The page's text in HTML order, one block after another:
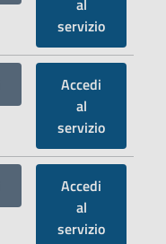
servizio
Accedi
al
servizio
Accedi
al
servizio